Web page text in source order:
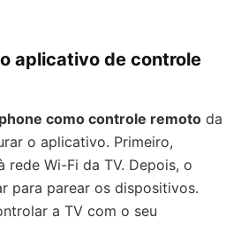
aplicativo de controle
como controle remoto da
o aplicativo. Primeiro,
rede Wi-Fi da TV. Depois, o
para parear os dispositivos.
a TV com o seu